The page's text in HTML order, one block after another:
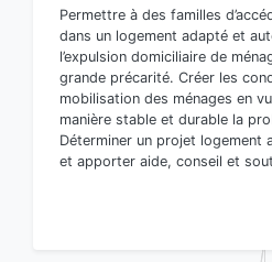
Permettre à des familles
dans un logement adapté et
l’expulsion domiciliaire de
grande précarité. Créer les
mobilisation des ménages en
manière stable et durable la
Déterminer un projet logement
et apporter aide, conseil et